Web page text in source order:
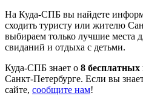
На Куда-СПБ вы найдете
сходить туристу или жителю
выбираем только лучшие места
свиданий и отдыха с детьми.
Куда-СПБ знает о 8 бесплатных
Санкт-Петербурге. Если вы
сайте, сообщите нам!